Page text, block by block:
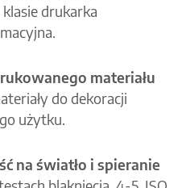
drukarka
materiału
do dekoracji
użytku.
na światło i spieranie